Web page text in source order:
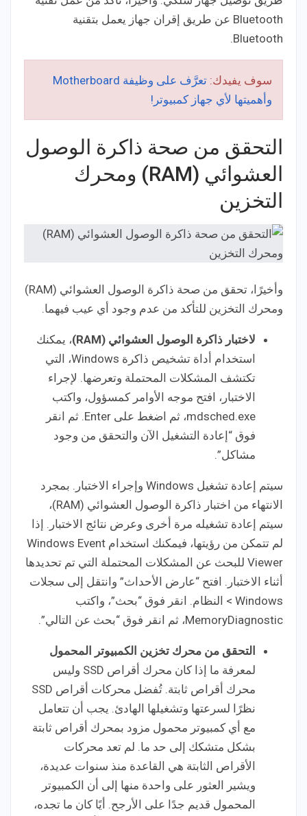
Bluetooth عن طريق إقران جهاز يعمل بتقنية
Bluetooth.
سوف يفيدك:
تعرَّف على وظيفة Motherboard
وأهميتها لأي جهاز كمبيوتر!
التحقق من صحة ذاكرة الوصول
العشوائي (RAM) ومحرك
التخزين
وأخيرًا، تحقق من صحة ذاكرة الوصول العشوائي (RAM)
ومحرك التخزين للتأكد من عدم وجود أي عيب فيهما.
لاختبار ذاكرة الوصول العشوائي (RAM)
، يمكنك
استخدام أداة تشخيص ذاكرة Windows، التي
تكتشف المشكلات المحتملة وتعرضها. لإجراء
الاختبار، افتح موجه الأوامر كمسؤول، واكتب
mdsched.exe، ثم اضغط على Enter. ثم انقر
فوق “إعادة التشغيل الآن والتحقق من وجود
مشاكل”.
سيتم إعادة تشغيل Windows وإجراء الاختبار. بمجرد
الانتهاء من اختبار ذاكرة الوصول العشوائي (RAM)،
سيتم إعادة تشغيله مرة أخرى وعرض نتائج الاختبار. إذا
لم تتمكن من رؤيتها، فيمكنك استخدام Windows Event
Viewer للبحث عن المشكلات المحتملة التي تم تحديدها
أثناء الاختبار. افتح “عارض الأحداث” وانتقل إلى سجلات
Windows > النظام. انقر فوق “بحث”، واكتب
MemoryDiagnostic، ثم انقر فوق “بحث عن التالي”.
التحقق من محرك تخزين الكمبيوتر المحمول
لمعرفة ما إذا كان محرك أقراص SSD وليس
محرك أقراص ثابتة. تُفضل محركات أقراص SSD
نظرًا لسرعتها وتشغيلها الهادئ. يجب أن تتعامل
مع أي كمبيوتر محمول مزود بمحرك أقراص ثابتة
بشكل متشكك إلى حد ما. لم تعد محركات
الأقراص الثابتة هي القاعدة منذ سنوات عديدة،
ويشير العثور على واحدة منها إلى أن الكمبيوتر
المحمول قديم جدًا على الأرجح. أيًا كان ما تجده،